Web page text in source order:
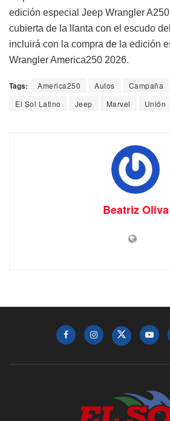
edición especial Jeep Wrangler
cubierta de la llanta con el escudo
incluirá con la compra de la edición
Wrangler America250 2026.
Tags: America250 Autos Campaña
El Sol Latino
Jeep Marvel Unión
Beatriz Oliva